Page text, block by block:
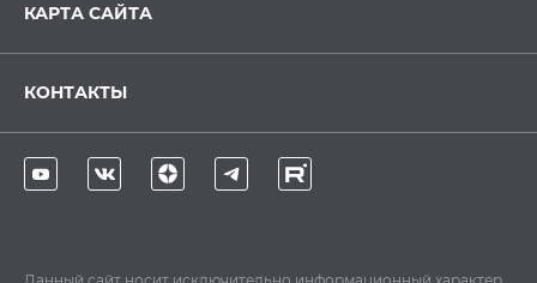
КАРТА САЙТА
КОНТАКТЫ